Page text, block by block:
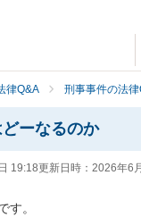
律Q&A 刑事事件の法律
ーなるのか
19:18更新日時： 2026年6
す。